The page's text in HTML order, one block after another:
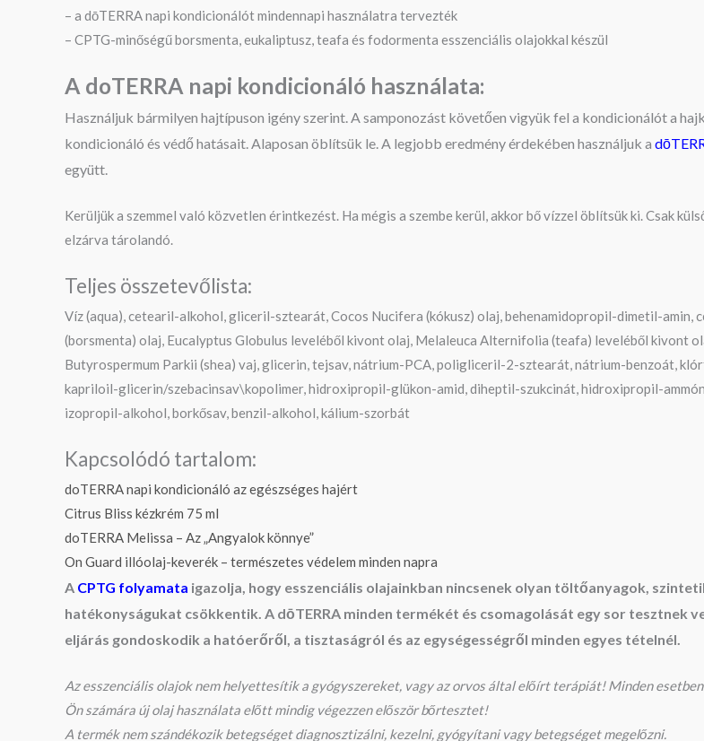
– a dōTERRA napi kondicionálót mindennapi használatra tervezték
– CPTG-minőségű borsmenta, eukaliptusz, teafa és fodormenta esszenciális olajokkal készül
A doTERRA napi kondicionáló használata:
Használjuk bármilyen hajtípuson igény szerint.A samponozást követően vigyük fel a kondicionálót a
kondicionáló és védő hatásait. Alaposan öblítsük le.A legjobb eredmény érdekében használjuk a
együtt.
Kerüljük a szemmel való közvetlen érintkezést. Ha mégis a szembe kerül, akkor bő vízzel öblítsük ki. Csak
elzárva tárolandó.
Teljes összetevőlista:
Víz (aqua), cetearil-alkohol, gliceril-sztearát, Cocos Nucifera (kókusz) olaj, behenamidopropil-dimetil-
(borsmenta) olaj, Eucalyptus Globulus leveléből kivont olaj, Melaleuca Alternifolia (teafa) leveléből kivont
Butyrospermum Parkii (shea) vaj, glicerin, tejsav, nátrium-PCA, poligliceril-2-sztearát, nátrium-benzoát,
kapriloil-glicerin/szebacinsav\kopolimer, hidroxipropil-glükon-amid, diheptil-szukcinát, hidroxipropil-
izopropil-alkohol, borkősav, benzil-alkohol, kálium-szorbát
Kapcsolódó tartalom:
doTERRA napi kondicionáló az egészséges hajért
Citrus Bliss kézkrém 75 ml
doTERRA Melissa – Az „Angyalok könnye”
On Guard illóolaj-keverék – természetes védelem minden napra
A CPTG folyamata igazolja, hogy esszenciális olajainkban nincsenek olyan töltőanyagok,
hatékonyságukat csökkentik. A dōTERRA minden termékét és csomagolását egy sor tesztnek
eljárás gondoskodik a hatóerőről, a tisztaságról és az egységességről minden egyes tételnél.
Az esszenciális olajok nem helyettesítik a gyógyszereket, vagy az orvos által előírt terápiát! Minden
Ön számára új olaj használata előtt mindig végezzen először bőrtesztet!
A termék nem szándékozik betegséget diagnosztizálni, kezelni, gyógyítani vagy betegséget megelőzni.